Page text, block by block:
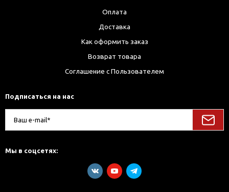
Оплата
Доставка
Как оформить заказ
Возврат товара
Соглашение с Пользователем
Подписаться на нас
Мы в соцсетях: